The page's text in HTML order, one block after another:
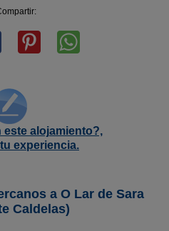
este alojamiento?,
experiencia.
a O Lar de Sara
Caldelas)